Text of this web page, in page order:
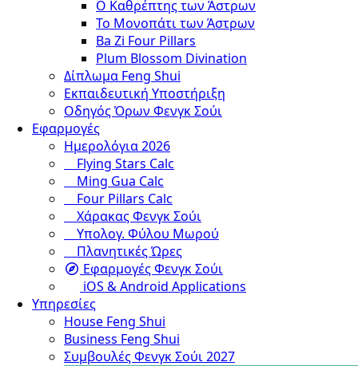
Ο Καθρέπτης των Άστρων
Το Μονοπάτι των Άστρων
Ba Zi Four Pillars
Plum Blossom Divination
Δίπλωμα Feng Shui
Εκπαιδευτική Υποστήριξη
Οδηγός Όρων Φενγκ Σούι
Εφαρμογές
Ημερολόγια 2026
Flying Stars Calc
Ming Gua Calc
Four Pillars Calc
Χάρακας Φενγκ Σούι
Υπολογ. Φύλου Μωρού
Πλανητικές Ώρες
Εφαρμογές Φενγκ Σούι
iOS & Android Applications
Υπηρεσίες
House Feng Shui
Business Feng Shui
Συμβουλές Φενγκ Σούι 2027